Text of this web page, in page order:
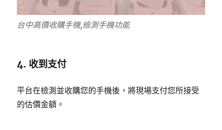
台中高價收購手機,檢測手機功能
4. 收到支付
平台在檢測並收購您的手機後，將現場支付您所接受
的估價金額。